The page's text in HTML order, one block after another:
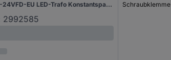
Self Electronics SLD200-24VFD-EU LED-Trafo Konstantspannung 200 W 8.33 A 24 V dimmbar 1 St.
2992585
Schraubklemme